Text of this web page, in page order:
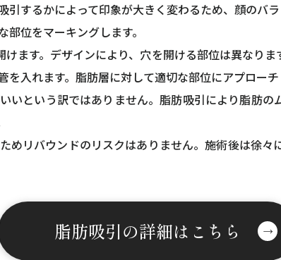
するかによって印象が大きく変わるため、顔のバ
位をマーキングします。
ます。デザインにより、穴を開ける部位は異なりま
入れます。脂肪層に対して適切な部位にアプローチ
いという訳ではありません。脂肪吸引により脂肪
めリバウンドのリスクはありません。施術後は徐々
脂肪吸引の詳細はこちら